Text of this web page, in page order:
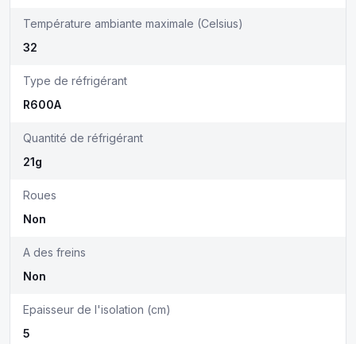
Température ambiante maximale (Celsius)
32
Type de réfrigérant
R600A
Quantité de réfrigérant
21g
Roues
Non
A des freins
Non
Epaisseur de l'isolation (cm)
5